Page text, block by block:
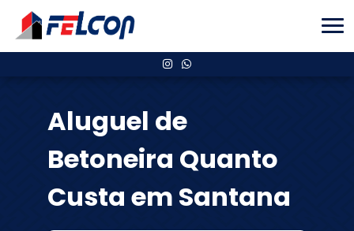
Aluguel de
Betoneira Quanto
Custa em Santana